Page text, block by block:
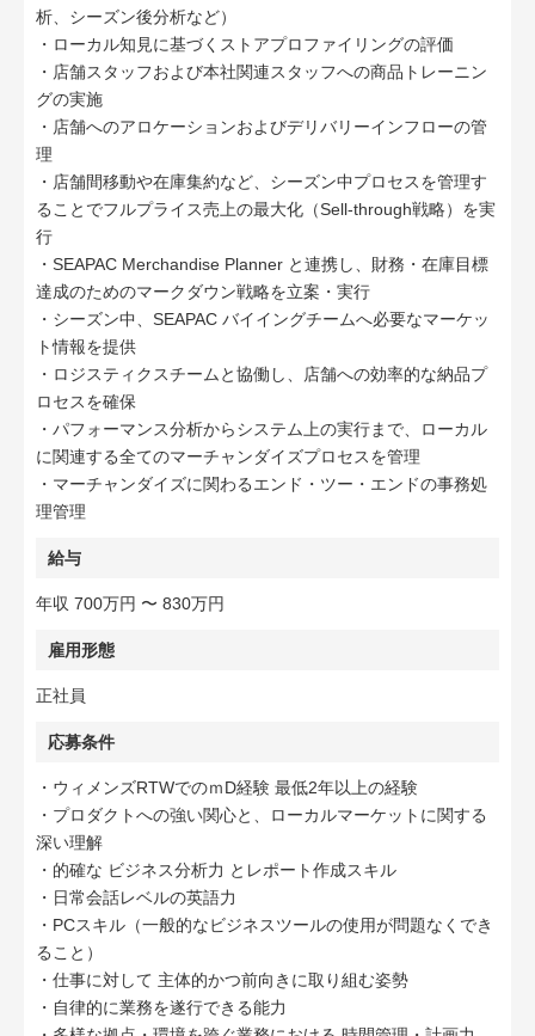
析、シーズン後分析など）
・ローカル知見に基づくストアプロファイリングの評価
・店舗スタッフおよび本社関連スタッフへの商品トレーニン
グの実施
・店舗へのアロケーションおよびデリバリーインフローの管
理
・店舗間移動や在庫集約など、シーズン中プロセスを管理す
ることでフルプライス売上の最大化（Sell-through戦略）を実
行
・SEAPAC Merchandise Planner と連携し、財務・在庫目標
達成のためのマークダウン戦略を立案・実行
・シーズン中、SEAPAC バイイングチームへ必要なマーケッ
ト情報を提供
・ロジスティクスチームと協働し、店舗への効率的な納品プ
ロセスを確保
・パフォーマンス分析からシステム上の実行まで、ローカル
に関連する全てのマーチャンダイズプロセスを管理
・マーチャンダイズに関わるエンド・ツー・エンドの事務処
理管理
給与
年収 700万円 〜 830万円
雇用形態
正社員
応募条件
・ウィメンズRTWでのｍD経験 最低2年以上の経験
・プロダクトへの強い関心と、ローカルマーケットに関する
深い理解
・的確な ビジネス分析力 とレポート作成スキル
・日常会話レベルの英語力
・PCスキル（一般的なビジネスツールの使用が問題なくでき
ること）
・仕事に対して 主体的かつ前向きに取り組む姿勢
・自律的に業務を遂行できる能力